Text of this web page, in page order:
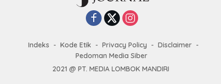
Indeks Kode Etik Privacy Policy
Disclaimer
Pedoman Media Siber
2021 @ PT. MEDIA LOMBOK MANDIRI